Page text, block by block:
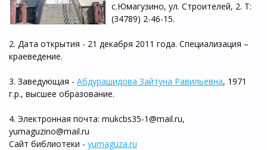
с.Юмагузино, ул. Строителей, 2. Т:
(34789) 2-46-15.
2. Дата открытия - 21 декабря 2011 года. Специализация –
краеведение.
3. Заведующая - Абдурашидова Зайтуна Равильевна, 1971
г.р., высшее образование.
4. Электронная почта: mukcbs35-1@mail.ru,
yumaguzino@mail.ru
Сайт библиотеки - yumaguza.ru